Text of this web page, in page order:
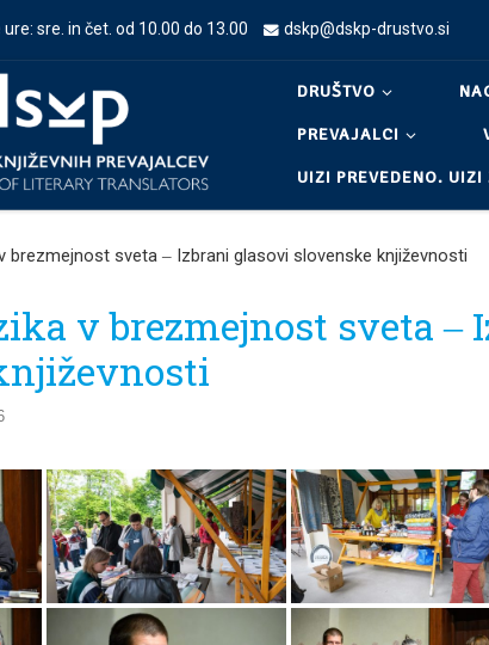
ure: sre. in čet. od 10.00 do 13.00 dskp@dskp-drustvo.si
DRUŠTVO
PREVAJALCI
UIZI PREVEDENO. UIZI
brezmejnost sveta ‒ Izbrani glasovi slovenske književnosti
v brezmejnost sveta ‒